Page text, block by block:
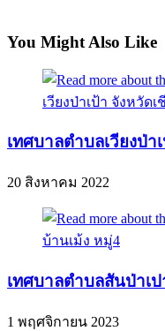
You Might Also Like
เทศบาลตำบลเวียงป่า
20 สิงหาคม 2022
เทศบาลตำบลสันป่าเ
1 พฤศจิกายน 2023